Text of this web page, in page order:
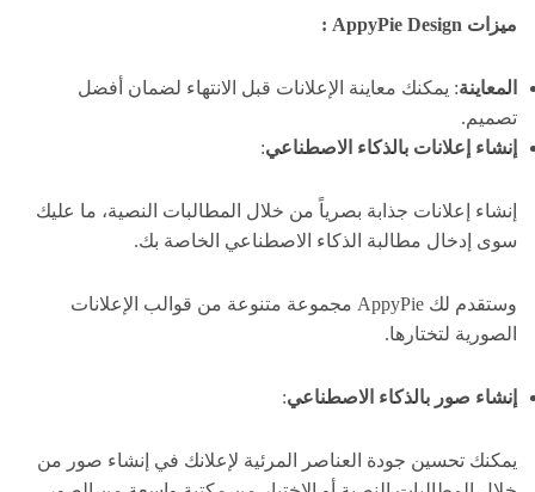
ميزات AppyPie Design :
المعاينة: يمكنك معاينة الإعلانات قبل الانتهاء لضمان أفضل
تصميم.
إنشاء إعلانات بالذكاء الاصطناعي:
إنشاء إعلانات جذابة بصرياً من خلال المطالبات النصية، ما عليك
سوى إدخال مطالبة الذكاء الاصطناعي الخاصة بك.
وستقدم لك AppyPie مجموعة متنوعة من قوالب الإعلانات
الصورية لتختارها.
إنشاء صور بالذكاء الاصطناعي:
يمكنك تحسين جودة العناصر المرئية لإعلانك في إنشاء صور من